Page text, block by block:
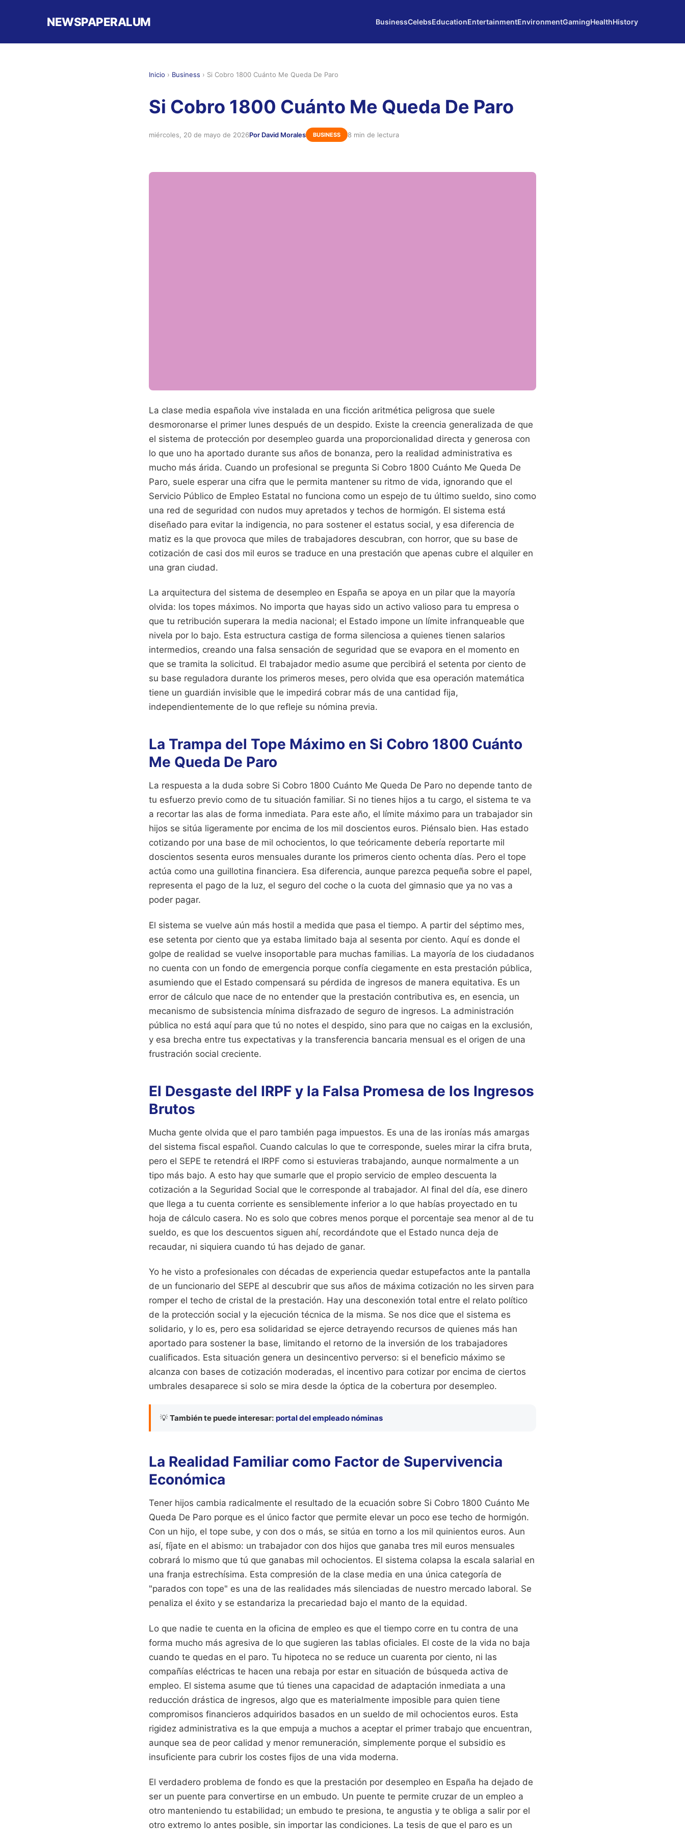
NEWSPAPERALUM BusinessCelebsEducationEntertainmentEnvironmentGamingHealthHistory
Inicio › Business › Si Cobro 1800 Cuánto Me Queda De Paro
Si Cobro 1800 Cuánto Me Queda De Paro
miércoles, 20 de mayo de 2026Por David Morales BUSINESS 8 min de lectura
La clase media española vive instalada en una ficción aritmética peligrosa que suele
desmoronarse el primer lunes después de un despido. Existe la creencia generalizada de que
el sistema de protección por desempleo guarda una proporcionalidad directa y generosa con
lo que uno ha aportado durante sus años de bonanza, pero la realidad administrativa es
mucho más árida. Cuando un profesional se pregunta Si Cobro 1800 Cuánto Me Queda De
Paro, suele esperar una cifra que le permita mantener su ritmo de vida, ignorando que el
Servicio Público de Empleo Estatal no funciona como un espejo de tu último sueldo, sino como
una red de seguridad con nudos muy apretados y techos de hormigón. El sistema está
diseñado para evitar la indigencia, no para sostener el estatus social, y esa diferencia de
matiz es la que provoca que miles de trabajadores descubran, con horror, que su base de
cotización de casi dos mil euros se traduce en una prestación que apenas cubre el alquiler en
una gran ciudad.
La arquitectura del sistema de desempleo en España se apoya en un pilar que la mayoría
olvida: los topes máximos. No importa que hayas sido un activo valioso para tu empresa o
que tu retribución superara la media nacional; el Estado impone un límite infranqueable que
nivela por lo bajo. Esta estructura castiga de forma silenciosa a quienes tienen salarios
intermedios, creando una falsa sensación de seguridad que se evapora en el momento en
que se tramita la solicitud. El trabajador medio asume que percibirá el setenta por ciento de
su base reguladora durante los primeros meses, pero olvida que esa operación matemática
tiene un guardián invisible que le impedirá cobrar más de una cantidad fija,
independientemente de lo que refleje su nómina previa.
La Trampa del Tope Máximo en Si Cobro 1800 Cuánto
Me Queda De Paro
La respuesta a la duda sobre Si Cobro 1800 Cuánto Me Queda De Paro no depende tanto de
tu esfuerzo previo como de tu situación familiar. Si no tienes hijos a tu cargo, el sistema te va
a recortar las alas de forma inmediata. Para este año, el límite máximo para un trabajador sin
hijos se sitúa ligeramente por encima de los mil doscientos euros. Piénsalo bien. Has estado
cotizando por una base de mil ochocientos, lo que teóricamente debería reportarte mil
doscientos sesenta euros mensuales durante los primeros ciento ochenta días. Pero el tope
actúa como una guillotina financiera. Esa diferencia, aunque parezca pequeña sobre el papel,
representa el pago de la luz, el seguro del coche o la cuota del gimnasio que ya no vas a
poder pagar.
El sistema se vuelve aún más hostil a medida que pasa el tiempo. A partir del séptimo mes,
ese setenta por ciento que ya estaba limitado baja al sesenta por ciento. Aquí es donde el
golpe de realidad se vuelve insoportable para muchas familias. La mayoría de los ciudadanos
no cuenta con un fondo de emergencia porque confía ciegamente en esta prestación pública,
asumiendo que el Estado compensará su pérdida de ingresos de manera equitativa. Es un
error de cálculo que nace de no entender que la prestación contributiva es, en esencia, un
mecanismo de subsistencia mínima disfrazado de seguro de ingresos. La administración
pública no está aquí para que tú no notes el despido, sino para que no caigas en la exclusión,
y esa brecha entre tus expectativas y la transferencia bancaria mensual es el origen de una
frustración social creciente.
El Desgaste del IRPF y la Falsa Promesa de los Ingresos
Brutos
Mucha gente olvida que el paro también paga impuestos. Es una de las ironías más amargas
del sistema fiscal español. Cuando calculas lo que te corresponde, sueles mirar la cifra bruta,
pero el SEPE te retendrá el IRPF como si estuvieras trabajando, aunque normalmente a un
tipo más bajo. A esto hay que sumarle que el propio servicio de empleo descuenta la
cotización a la Seguridad Social que le corresponde al trabajador. Al final del día, ese dinero
que llega a tu cuenta corriente es sensiblemente inferior a lo que habías proyectado en tu
hoja de cálculo casera. No es solo que cobres menos porque el porcentaje sea menor al de tu
sueldo, es que los descuentos siguen ahí, recordándote que el Estado nunca deja de
recaudar, ni siquiera cuando tú has dejado de ganar.
Yo he visto a profesionales con décadas de experiencia quedar estupefactos ante la pantalla
de un funcionario del SEPE al descubrir que sus años de máxima cotización no les sirven para
romper el techo de cristal de la prestación. Hay una desconexión total entre el relato político
de la protección social y la ejecución técnica de la misma. Se nos dice que el sistema es
solidario, y lo es, pero esa solidaridad se ejerce detrayendo recursos de quienes más han
aportado para sostener la base, limitando el retorno de la inversión de los trabajadores
cualificados. Esta situación genera un desincentivo perverso: si el beneficio máximo se
alcanza con bases de cotización moderadas, el incentivo para cotizar por encima de ciertos
umbrales desaparece si solo se mira desde la óptica de la cobertura por desempleo.
💡 También te puede interesar: portal del empleado nóminas
La Realidad Familiar como Factor de Supervivencia
Económica
Tener hijos cambia radicalmente el resultado de la ecuación sobre Si Cobro 1800 Cuánto Me
Queda De Paro porque es el único factor que permite elevar un poco ese techo de hormigón.
Con un hijo, el tope sube, y con dos o más, se sitúa en torno a los mil quinientos euros. Aun
así, fíjate en el abismo: un trabajador con dos hijos que ganaba tres mil euros mensuales
cobrará lo mismo que tú que ganabas mil ochocientos. El sistema colapsa la escala salarial en
una franja estrechísima. Esta compresión de la clase media en una única categoría de
"parados con tope" es una de las realidades más silenciadas de nuestro mercado laboral. Se
penaliza el éxito y se estandariza la precariedad bajo el manto de la equidad.
Lo que nadie te cuenta en la oficina de empleo es que el tiempo corre en tu contra de una
forma mucho más agresiva de lo que sugieren las tablas oficiales. El coste de la vida no baja
cuando te quedas en el paro. Tu hipoteca no se reduce un cuarenta por ciento, ni las
compañías eléctricas te hacen una rebaja por estar en situación de búsqueda activa de
empleo. El sistema asume que tú tienes una capacidad de adaptación inmediata a una
reducción drástica de ingresos, algo que es materialmente imposible para quien tiene
compromisos financieros adquiridos basados en un sueldo de mil ochocientos euros. Esta
rigidez administrativa es la que empuja a muchos a aceptar el primer trabajo que encuentran,
aunque sea de peor calidad y menor remuneración, simplemente porque el subsidio es
insuficiente para cubrir los costes fijos de una vida moderna.
El verdadero problema de fondo es que la prestación por desempleo en España ha dejado de
ser un puente para convertirse en un embudo. Un puente te permite cruzar de un empleo a
otro manteniendo tu estabilidad; un embudo te presiona, te angustia y te obliga a salir por el
otro extremo lo antes posible, sin importar las condiciones. La tesis de que el paro es un